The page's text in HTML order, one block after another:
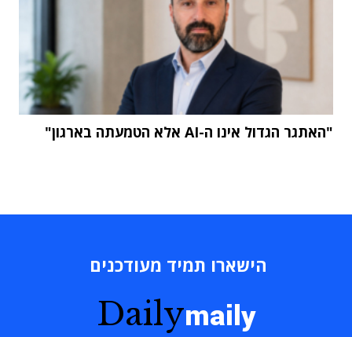
"האתגר הגדול אינו ה-AI אלא הטמעתה בארגון"
הישארו תמיד מעודכנים
Dailymaily